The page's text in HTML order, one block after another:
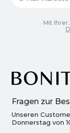
Fragen zur
Unseren
Donnerstag von
Mit Ihrer